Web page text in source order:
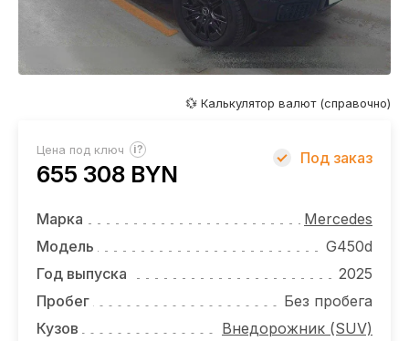
О КОМПАНИИ
💱 Калькулятор валют (справочно)
Цена под ключ ?
655 308 BYN
Под заказ
Марка
Mercedes
Модель
G450d
Год выпуска
2025
Пробег
Без пробега
Кузов
Внедорожник (SUV)